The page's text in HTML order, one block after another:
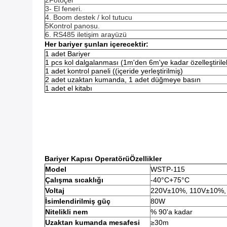
3- El feneri.
4. Boom destek / kol tutucu
5Kontrol panosu.
6. RS485 iletişim arayüzü
Her bariyer şunları içerecektir:
1 adet Bariyer
1 pcs kol dalgalanması (1m'den 6m'ye kadar
1 adet kontrol paneli ((içeride yerleştirilmiş)
2 adet uzaktan kumanda, 1 adet düğmeye basın
1 adet el kitabı
Bariyer Kapısı OperatörüÖzellikler
Model
WSTP-115
Çalışma sıcaklığı
-40°C+75°C
Voltaj
220V±10%,
İsimlendirilmiş güç
80W
Nitelikli nem
% 90'a kadar
Uzaktan kumanda mesafesi
≥30m